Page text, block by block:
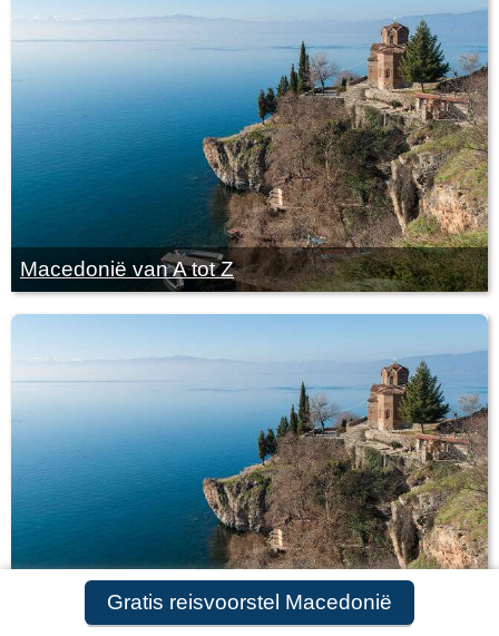
Gratis reisvoorstel Macedonië
Macedonië van A tot Z
De naam Macedonië